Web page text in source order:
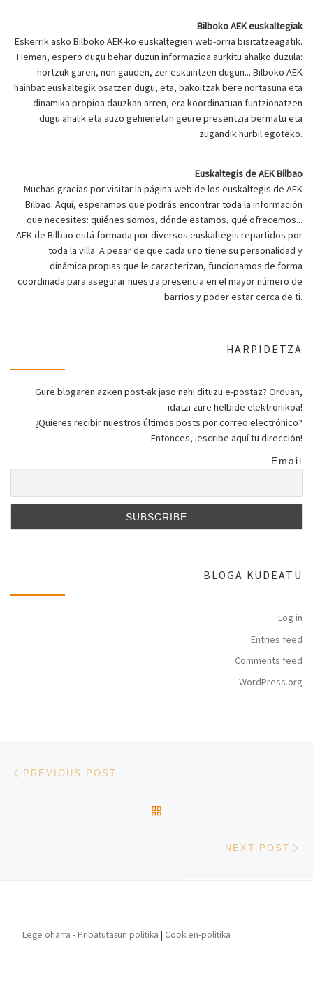
Bilboko AEK euskaltegiak
Eskerrik asko Bilboko AEK-ko euskaltegien web-orria bisitatzeagatik.
Hemen, espero dugu behar duzun informazioa aurkitu ahalko duzula:
nortzuk garen, non gauden, zer eskaintzen dugun... Bilboko AEK
hainbat euskaltegik osatzen dugu, eta, bakoitzak bere nortasuna eta
dinamika propioa dauzkan arren, era koordinatuan funtzionatzen
dugu ahalik eta auzo gehienetan geure presentzia bermatu eta
zugandik hurbil egoteko.
Euskaltegis de AEK Bilbao
Muchas gracias por visitar la página web de los euskaltegis de AEK
Bilbao. Aquí, esperamos que podrás encontrar toda la información
que necesites: quiénes somos, dónde estamos, qué ofrecemos...
AEK de Bilbao está formada por diversos euskaltegis repartidos por
toda la villa. A pesar de que cada uno tiene su personalidad y
dinámica propias que le caracterizan, funcionamos de forma
coordinada para asegurar nuestra presencia en el mayor número de
barrios y poder estar cerca de ti.
HARPIDETZA
Gure blogaren azken post-ak jaso nahi dituzu e-postaz? Orduan,
idatzi zure helbide elektronikoa!
¿Quieres recibir nuestros últimos posts por correo electrónico?
Entonces, ¡escribe aquí tu dirección!
Email
BLOGA KUDEATU
Log in
Entries feed
Comments feed
WordPress.org
Post navigation
PREVIOUS POST
NEXT POST
Lege oharra - Pribatutasun politika | Cookien-politika